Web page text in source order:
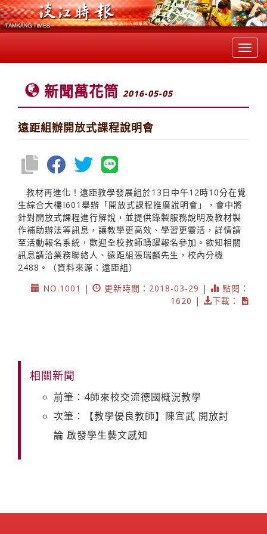
新聞萬花筒 2016-05-05
遠距組辦開放式課程說明會
教材再進化！遠距教學發展組於13日中午12時10分在覺
生綜合大樓I601舉辦「開放式課程推廣說明會」，會中將
針對開放式課程進行解說，並提供錄製服務說明及教材製
作補助辦法等訊息，讓教學更高效、學習更靈活，詳情請
至活動報名系統，歡迎全校教師踴躍報名參加。欲知相關
訊息請洽業務聯絡人、遠距組張瑞麟先生，校內分機
2488。（資料來源：遠距組）
NO.1001 |
更新時間：2018-03-29 |
點閱：
1620 |
下載：
相關新聞
前筆：4師來校交流德國概況教學
次筆：【教學優良教師】陳宜武 開放討
論 啟發學生藝文感知